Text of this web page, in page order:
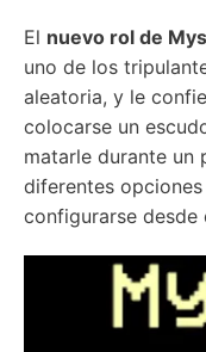
El nuevo rol de
uno de los
aleatoria, y le
colocarse un
matarle durante un
diferentes
configurarse desde